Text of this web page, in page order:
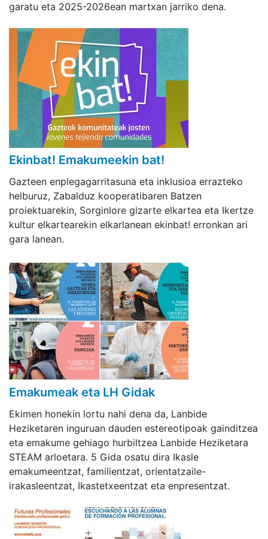
garatu eta 2025-2026ean martxan jarriko dena.
Ekinbat! Emakumeekin bat!
Gazteen enplegagarritasuna eta inklusioa errazteko
helburuz, Zabalduz kooperatibaren Batzen
proiektuarekin, Sorginlore gizarte elkartea eta Ikertze
kultur elkartearekin elkarlanean ekinbat! erronkan ari
gara lanean.
Emakumeak eta LH Gidak
Ekimen honekin lortu nahi dena da, Lanbide
Heziketaren inguruan dauden estereotipoak gainditzea
eta emakume gehiago hurbiltzea Lanbide Heziketara
STEAM arloetara. 5 Gida osatu dira Ikasle
emakumeentzat, familientzat, orientatzaile-
irakasleentzat, Ikastetxeentzat eta enpresentzat.